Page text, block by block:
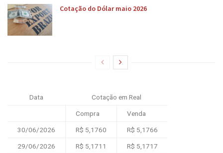
Cotação do Dólar maio 2026
Data Cotação em Real
Compra Venda
30/06/2026 R$ 5,1760 R$ 5,1766
29/06/2026 R$ 5,1711 R$ 5,1717